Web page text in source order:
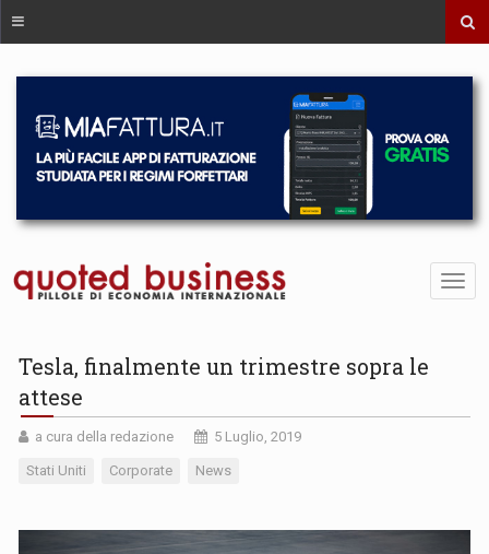
Tesla, finalmente un trimestre sopra le
attese
a cura della redazione 5 Luglio, 2019
Stati Uniti Corporate News